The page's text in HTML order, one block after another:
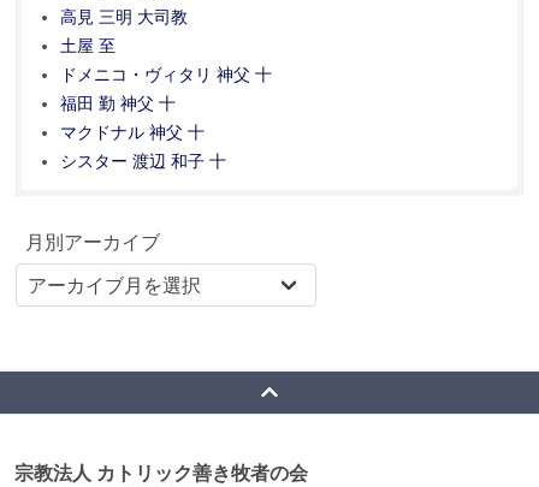
高見 三明 大司教
土屋 至
ドメニコ・ヴィタリ 神父 十
福田 勤 神父 十
マクドナル 神父 十
シスター 渡辺 和子 十
月別アーカイブ
宗教法人 カトリック善き牧者の会